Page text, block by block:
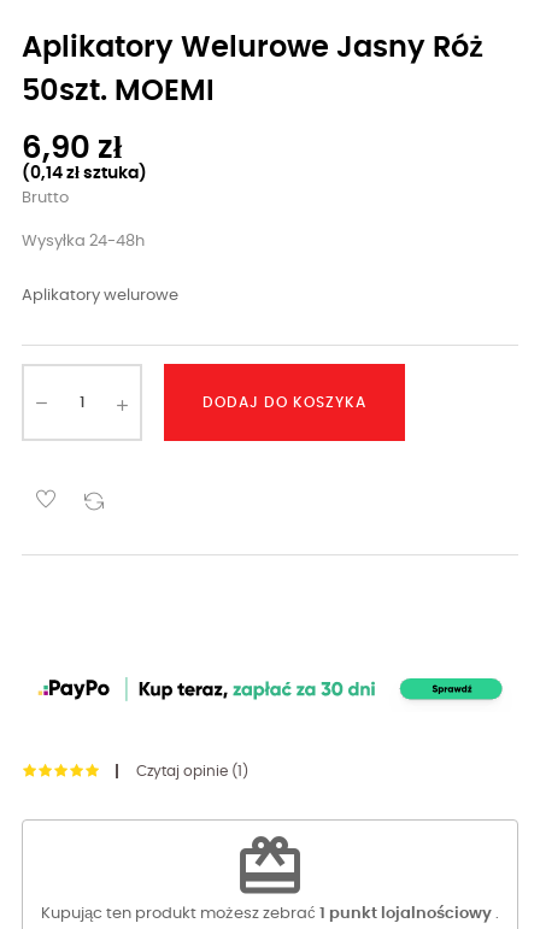
Aplikatory Welurowe Jasny Róż
50szt. MOEMI
6,90 zł
(0,14 zł sztuka)
Brutto
Wysyłka 24-48h
Aplikatory welurowe
DODAJ DO KOSZYKA
Czytaj opinie ( )
redeem
Kupując ten produkt możesz zebrać punkt lojalnościowy .